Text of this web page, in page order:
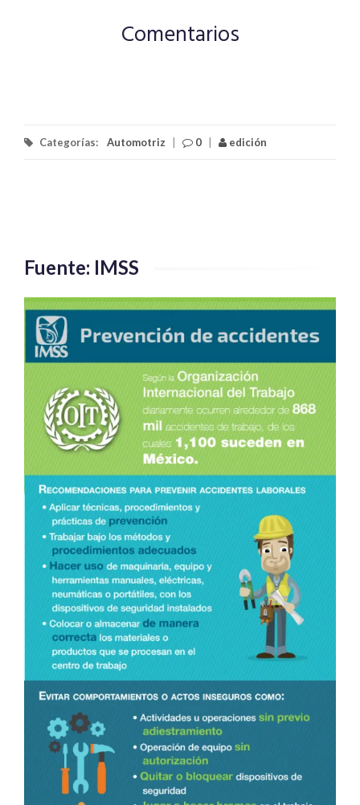
Comentarios
Categorías: Automotriz 0 edición
Fuente: IMSS